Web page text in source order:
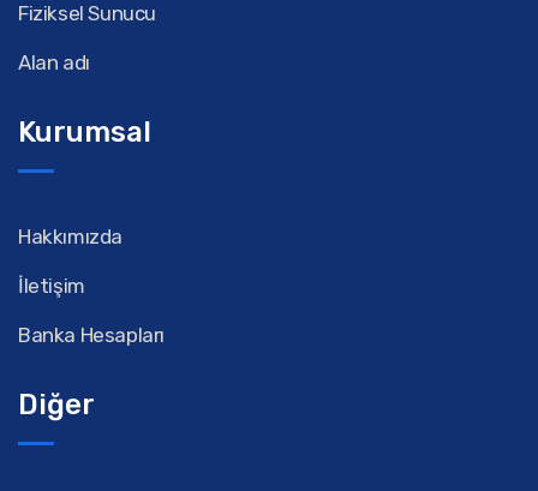
Fiziksel Sunucu
Alan adı
Kurumsal
Hakkımızda
İletişim
Banka Hesapları
Diğer